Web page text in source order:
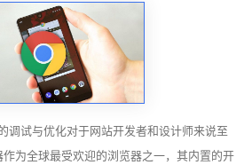
调试与优化对于网站开发者和设计师来说至
作为全球最受欢迎的浏览器之一，其内置的开